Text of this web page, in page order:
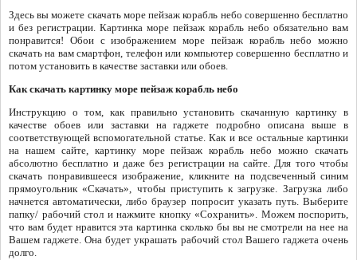
Здесь вы можете скачать море пейзаж корабль небо совершенно бесплатно
и без регистрации. Картинка море пейзаж корабль небо обязательно вам
понравится! Обои с изображением море пейзаж корабль небо можно
скачать на вам смартфон, телефон или компьютер совершенно бесплатно и
потом установить в качестве заставки или обоев.
Как скачать картинку море пейзаж корабль небо
Инструкцию о том, как правильно установить скачанную картинку в
качестве обоев или заставки на гаджете подробно описана выше в
соответствующей вспомогательной статье. Как и все остальные картинки
на нашем сайте, картинку море пейзаж корабль небо можно скачать
абсолютно бесплатно и даже без регистрации на сайте. Для того чтобы
скачать понравившееся изображение, кликните на подсвеченный синим
прямоугольник «Скачать», чтобы приступить к загрузке. Загрузка либо
начнется автоматически, либо браузер попросит указать путь. Выберите
папку/ рабочий стол и нажмите кнопку «Сохранить». Можем поспорить,
что вам будет нравится эта картинка сколько бы вы не смотрели на нее на
Вашем гаджете. Она будет украшать рабочий стол Вашего гаджета очень
долго.